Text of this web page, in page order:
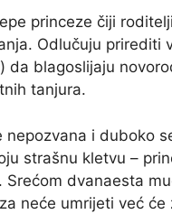
princeze čiji
Odlučuju prirediti
da blagoslijaju
tanjura.
i duboko
strašnu kletvu –
dvanaesta
neće umrijeti već